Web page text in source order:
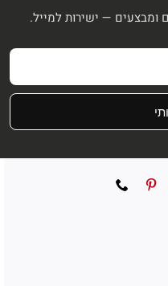
ומבצעים — ישירות למייל.